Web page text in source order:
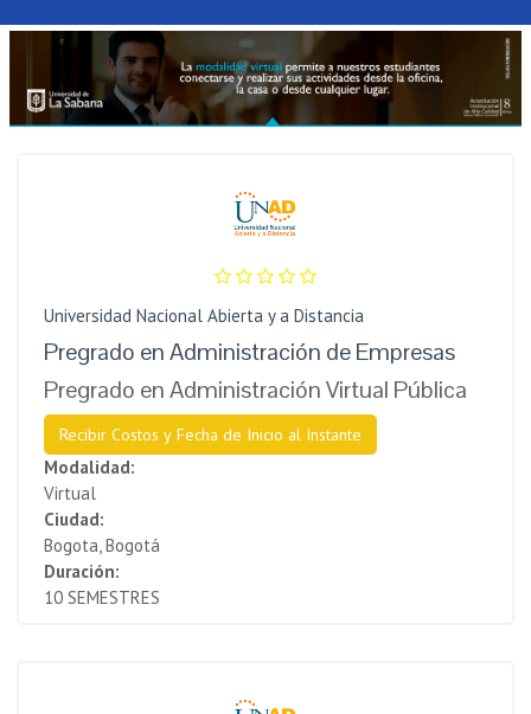
Universidad Nacional Abierta y a Distancia
Pregrado en Administración de Empresas
Pregrado en Administración Virtual Pública
Recibir Costos y Fecha de Inicio al Instante
Modalidad:
Virtual
Ciudad:
Bogota, Bogotá
Duración:
10 SEMESTRES